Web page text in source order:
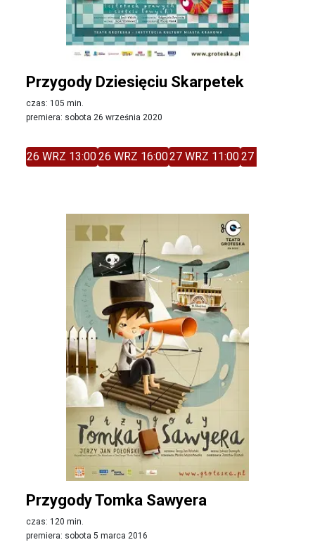
Przygody Dziesięciu Skarpetek
czas: 105 min.
premiera: sobota 26 września 2020
26 WRZ 13:0026 WRZ 16:0027 WRZ 11:0027 WRZ 14:00
Przygody Tomka Sawyera
czas: 120 min.
premiera: sobota 5 marca 2016